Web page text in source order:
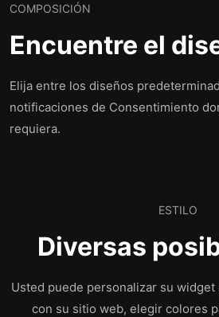
COMPOSICIÓN
Encuentre el
Elija entre los diseños
notificaciones de Consentimiento
requiera.
ESTILO
Diversas
Usted puede personalizar su
con su sitio web, elegir colores